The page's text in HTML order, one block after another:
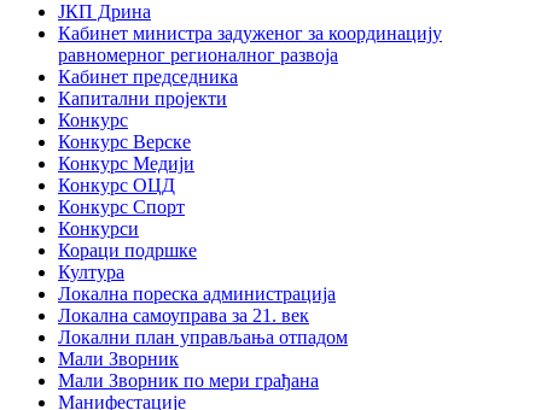
ЈКП Дрина
Кабинет министра задуженог за координацију
равномерног регионалног развоја
Кабинет председника
Капитални пројекти
Конкурс
Конкурс Верске
Конкурс Медији
Конкурс ОЦД
Конкурс Спорт
Конкурси
Кораци подршке
Култура
Локална пореска администрација
Локална самоуправа за 21. век
Локални план управљања отпадом
Мали Зворник
Мали Зворник по мери грађана
Манифестације